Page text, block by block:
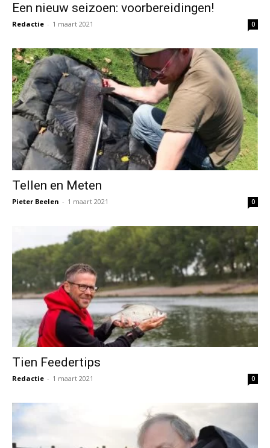
Een nieuw seizoen: voorbereidingen!
Redactie - 1 maart 2021 0
Tellen en Meten
Pieter Beelen - 1 maart 2021 0
Tien Feedertips
Redactie - 1 maart 2021 0